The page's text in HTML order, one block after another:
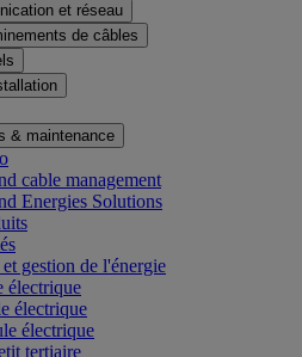
et réseau
de câbles
& maintenance
cable management
Energies Solutions
gestion de l'énergie
électrique
électrique
électrique
tertiaire